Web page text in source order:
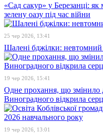
«Сад сакур» у Березанці:
зелену оазу під час війни
25 чер 2026, 13:41
Шалені бджілки: невтомний
19 чер 2026, 15:41
Одне прохання, що змінило
Виноградного відкрила
19 чер 2026, 13:01